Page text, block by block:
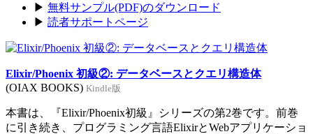
▶ 無料サンプル(PDF)のダウンロード
▶ 読者サポートページ
Elixir/Phoenix 初級②: データベースとクエリ構造体
(OIAX BOOKS) Kindle版
本書は、『Elixir/Phoenix初級』シリーズの第2巻です。前巻
に引き続き、プログラミング言語ElixirとWebアプリケーショ